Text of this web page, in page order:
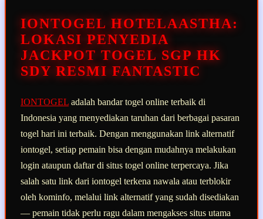
halaman
yang
sama.
IONTOGEL HOTELAASTHA:
LOKASI PENYEDIA
JACKPOT TOGEL SGP HK
SDY RESMI FANTASTIC
IONTOGEL adalah bandar togel online terbaik di
Indonesia yang menyediakan taruhan dari berbagai pasaran
togel hari ini terbaik. Dengan menggunakan link alternatif
iontogel, setiap pemain bisa dengan mudahnya melakukan
login ataupun daftar di situs togel online terpercaya. Jika
salah satu link dari iontogel terkena nawala atau terblokir
oleh kominfo, melalui link alternatif yang sudah disediakan
— pemain tidak perlu ragu dalam mengakses situs utama